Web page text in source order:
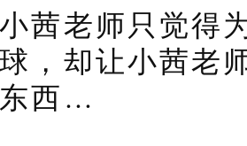
茜老师只觉得
，却让小茜老
西…